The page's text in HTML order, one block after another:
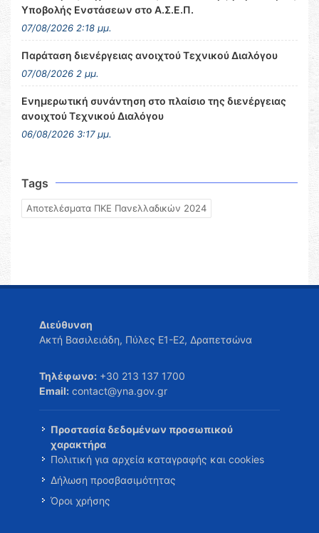
Υποβολής Ενστάσεων στο Α.Σ.Ε.Π.
07/08/2026 2:18 μμ.
Παράταση διενέργειας ανοιχτού Τεχνικού Διαλόγου
07/08/2026 2 μμ.
Ενημερωτική συνάντηση στο πλαίσιο της διενέργειας
ανοιχτού Τεχνικού Διαλόγου
06/08/2026 3:17 μμ.
Tags
Αποτελέσματα ΠΚΕ Πανελλαδικών 2024
Διεύθυνση
Ακτή Βασιλειάδη, Πύλες Ε1-Ε2, Δραπετσώνα
Τηλέφωνο: +30 213 137 1700
Email: contact@yna.gov.gr
Προστασία δεδομένων προσωπικού
χαρακτήρα
Πολιτική για αρχεία καταγραφής και cookies
Δήλωση προσβασιμότητας
Όροι χρήσης